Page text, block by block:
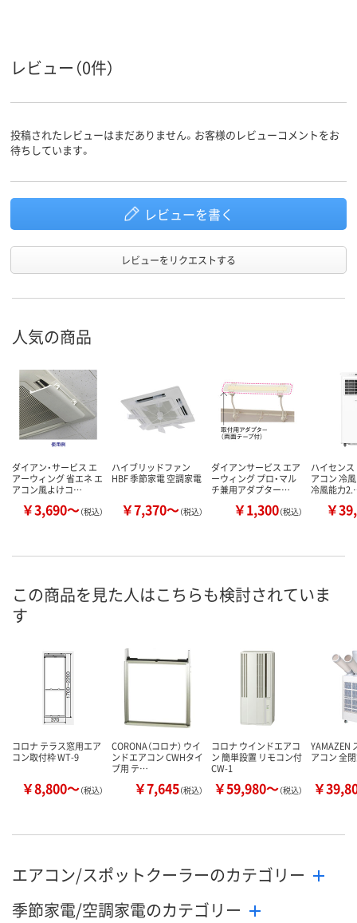
レビュー（0件）
投稿されたレビューはまだありません。お客様のレビューコメントをお
待ちしています。
レビューを書く
レビューをリクエストする
人気の商品
ダイアン・サービス エ
アーウィング 省エネ エ
アコン風よけコ…
￥3,690～（税込）
ハイブリッドファン
HBF 季節家電 空調家電
￥7,370～（税込）
ダイアンサービス エア
ーウィング プロ・マル
チ兼用アダプター…
￥1,300（税込）
ハイセン
アコン 冷風
冷風能力
￥
この商品を見た人はこちらも検討されていま
す
コロナ テラス窓用エア
コン取付枠 WT-9
￥8,800～（税込）
CORONA（コロナ） ウイ
ンドエアコン CWHタイ
プ用 テ…
￥7,645（税込）
コロナ ウインドエアコ
ン 簡単設置 リモコン付
CW-1
￥59,980～（税込）
YAMAZEN
アコン 全
￥
エアコン/スポットクーラーのカテゴリー
季節家電/空調家電のカテゴリー